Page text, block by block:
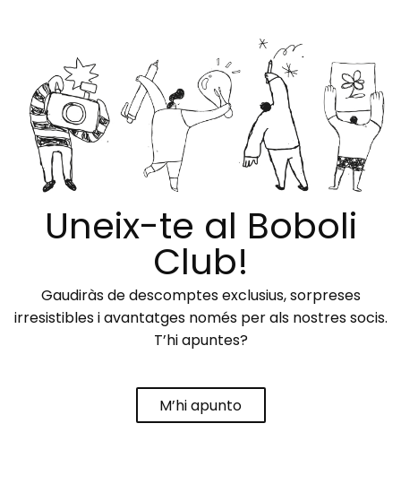
Uneix-te al Boboli
Club!
Gaudiràs de descomptes exclusius, sorpreses
irresistibles i avantatges només per als nostres socis.
T’hi apuntes?
M’hi apunto